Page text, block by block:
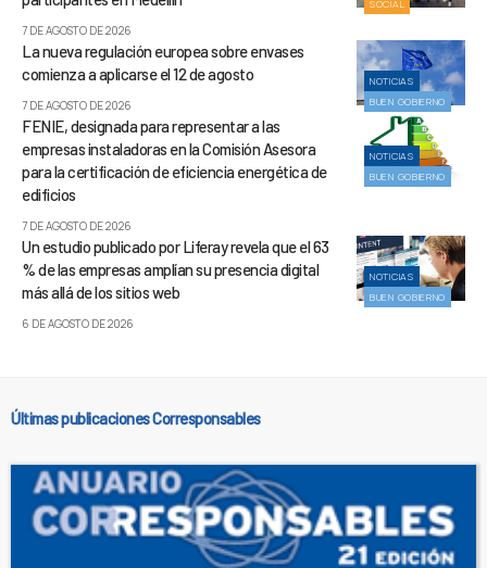
SOCIAL
7 DE AGOSTO DE 2026
NOTICIAS
BUEN GOBIERNO
La nueva regulación europea sobre envases
comienza a aplicarse el 12 de agosto
7 DE AGOSTO DE 2026
NOTICIAS
BUEN GOBIERNO
FENIE, designada para representar a las
empresas instaladoras en la Comisión Asesora
para la certificación de eficiencia energética de
edificios
7 DE AGOSTO DE 2026
NOTICIAS
BUEN GOBIERNO
Un estudio publicado por Liferay revela que el 63
% de las empresas amplían su presencia digital
más allá de los sitios web
6 DE AGOSTO DE 2026
Últimas publicaciones Corresponsables